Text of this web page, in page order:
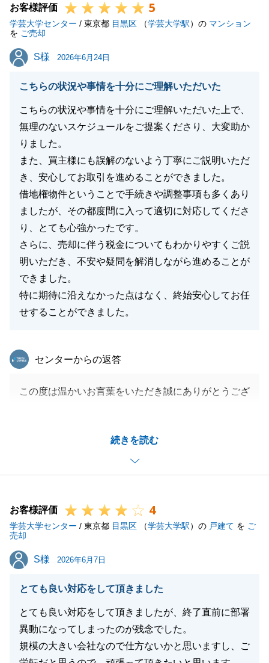
さい。
今後とも、よろしくお願いいたします。
お客様評価 5
学芸大学センター / 東京都 目黒区 （学芸大学駅）の マンション
を ご売却
S様
S様 2026年6月24日
こちらの状況や事情を十分にご理解いただいた
こちらの状況や事情を十分にご理解いただいた上で、
無理のないスケジュールをご提案くださり、大変助か
りました。
また、買主様にも誤解のないよう丁寧にご説明いただ
き、安心してお取引を進めることができました。
借地権物件ということで手続きや調整事項も多くあり
ましたが、その都度間に入って適切に対応してくださ
り、とても心強かったです。
さらに、売却に伴う税金についてもわかりやすくご説
明いただき、不安や疑問を解消しながら進めることが
できました。
特に期待に沿えなかった点はなく、終始安心してお任
せすることができました。
続きを読む
東急リバブル
センターからの返答
この度は温かいお言葉をいただき誠にありがとうござ
ジュールの提案を心掛けておりました。
その結果、Ｓ様より安心してお取引を進めることがで
きたとのお言葉を頂戴し、大変嬉しく感じておりま
借地権物件ならではの手続きや調整事項も多くござい
ましたが、その都度ご協力をいただけたことで、円滑
に進めることができました。
また、税金に関するご不安も解消しながらお手続きを
れば幸いです。
「終始安心して任せられた」とのお言葉を励みに、今
後もお客様に寄り添ったご提案とサポートを心掛けて
まいります。
この度は誠にありがとうございました。
お客様評価 4
学芸大学センター / 東京都 目黒区 （学芸大学駅）の 戸建て を ご
売却
S様
S様 2026年6月7日
とても良い対応をして頂きました
とても良い対応をして頂きましたが、終了直前に部署
異動になってしまったのが残念でした。
規模の大きい会社なので仕方ないかと思いますし、ご